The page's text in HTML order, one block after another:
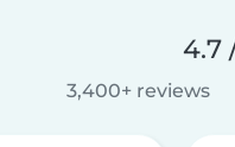
4.7
3,400+ reviews